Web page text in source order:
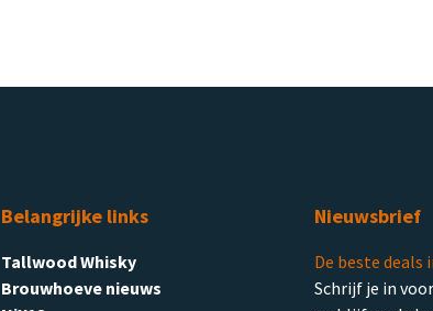
Belangrijke links
Tallwood Whisky
Brouwhoeve nieuws
Nieuwsbrief
De beste deals
Schrijf je in